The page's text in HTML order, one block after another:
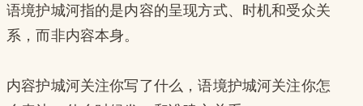
语境护城河指的是内容的呈现方式、时机和受众关
系，而非内容本身。
内容护城河关注你写了什么，语境护城河关注你怎